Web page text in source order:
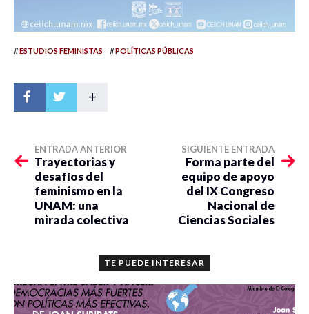
#ESTUDIOS FEMINISTAS #POLÍTICAS PÚBLICAS
+
ENTRADA ANTERIOR
Trayectorias y
desafíos del
feminismo en la
UNAM: una
mirada colectiva
SIGUIENTE ENTRADA
Forma parte del
equipo de apoyo
del IX Congreso
Nacional de
Ciencias Sociales
TE PUEDE INTERESAR